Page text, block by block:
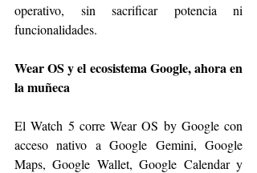
operativo, sin sacrificar potencia ni
funcionalidades.
Wear OS y el ecosistema Google, ahora en
la muñeca
El Watch 5 corre Wear OS by Google con
acceso nativo a Google Gemini, Google
Maps, Google Wallet, Google Calendar y